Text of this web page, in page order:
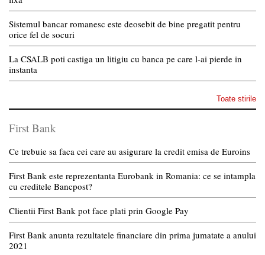
Sistemul bancar romanesc este deosebit de bine pregatit pentru
orice fel de socuri
La CSALB poti castiga un litigiu cu banca pe care l-ai pierde in
instanta
Toate stirile
First Bank
Ce trebuie sa faca cei care au asigurare la credit emisa de Euroins
First Bank este reprezentanta Eurobank in Romania: ce se intampla
cu creditele Bancpost?
Clientii First Bank pot face plati prin Google Pay
First Bank anunta rezultatele financiare din prima jumatate a anului
2021